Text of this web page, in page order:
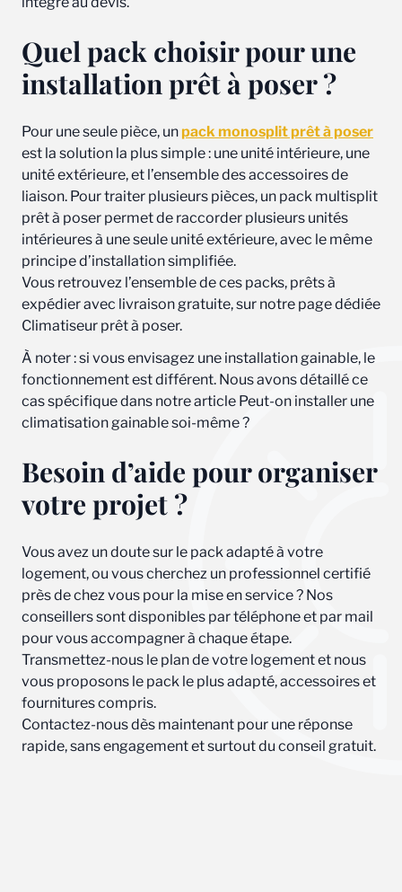
Quel pack choisir pour une
installation prêt à poser ?
Pour une seule pièce, unpack monosplit prêt à poser
est la solution la plus simple : une unité intérieure, une
unité extérieure, et l’ensemble des accessoires de
liaison. Pour traiter plusieurs pièces, un pack multisplit
prêt à poser permet de raccorder plusieurs unités
intérieures à une seule unité extérieure, avec le même
principe d’installation simplifiée.
Vous retrouvez l’ensemble de ces packs, prêts à
expédier avec livraison gratuite, sur notre page dédiée
Climatiseur prêt à poser.
À noter : si vous envisagez une installation gainable, le
fonctionnement est différent. Nous avons détaillé ce
cas spécifique dans notre article Peut-on installer une
climatisation gainable soi-même ?
Besoin d’aide pour organiser
votre projet ?
Vous avez un doute sur le pack adapté à votre
logement, ou vous cherchez un professionnel certifié
près de chez vous pour la mise en service ? Nos
conseillers sont disponibles par téléphone et par mail
pour vous accompagner à chaque étape.
Transmettez-nous le plan de votre logement et nous
vous proposons le pack le plus adapté, accessoires et
fournitures compris.
Contactez-nous dès maintenant pour une réponse
rapide, sans engagement et surtout du conseil gratuit.